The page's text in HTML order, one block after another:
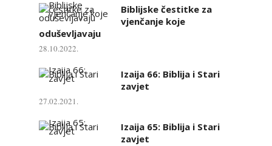
Biblijske čestitke za
vjenčanje koje
oduševljavaju
28.10.2022.
Izaija 66: Biblija i Stari
zavjet
27.02.2021.
Izaija 65: Biblija i Stari
zavjet